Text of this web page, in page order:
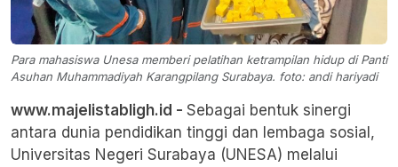
Para mahasiswa Unesa memberi pelatihan ketrampilan hidup di Panti
Asuhan Muhammadiyah Karangpilang Surabaya. foto: andi hariyadi
www.majelistabligh.id - Sebagai bentuk sinergi
antara dunia pendidikan tinggi dan lembaga sosial,
Universitas Negeri Surabaya (UNESA) melalui